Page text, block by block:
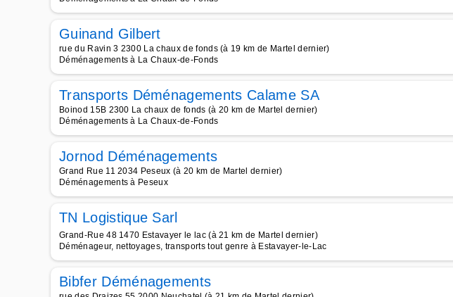
Guinand Gilbert
rue du Ravin 3 2300 La chaux de fonds (à 19 km de Martel dernier)
Déménagements à La Chaux-de-Fonds
Transports Déménagements Calame SA
Boinod 15B 2300 La chaux de fonds (à 20 km de Martel dernier)
Déménagements à La Chaux-de-Fonds
Jornod Déménagements
Grand Rue 11 2034 Peseux (à 20 km de Martel dernier)
Déménagements à Peseux
TN Logistique Sarl
Grand-Rue 48 1470 Estavayer le lac (à 21 km de Martel dernier)
Déménageur, nettoyages, transports tout genre à Estavayer-le-Lac
Bibfer Déménagements